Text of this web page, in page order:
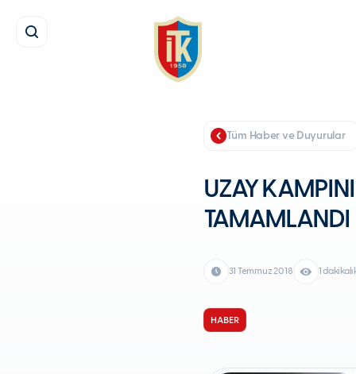
Tüm Haber ve Duyurular
UZAY
TAMAMLANDI
31 Temmuz 2018 1
HABER